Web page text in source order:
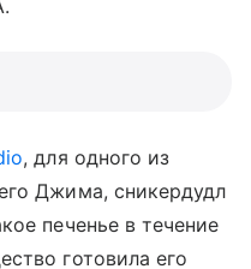
, для одного из
Джима, сникердудл
печенье в течение
готовила его